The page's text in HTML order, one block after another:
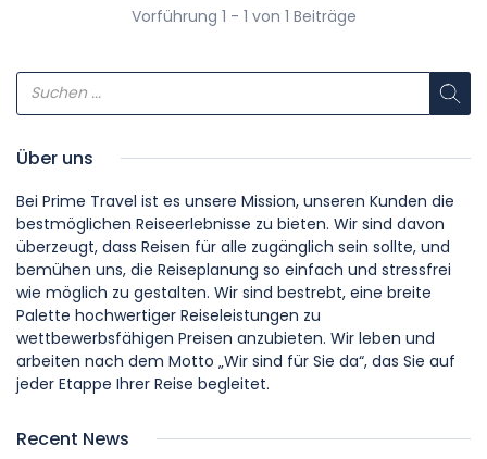
Vorführung 1 - 1 von 1 Beiträge
Über uns
Bei Prime Travel ist es unsere Mission, unseren Kunden die
bestmöglichen Reiseerlebnisse zu bieten. Wir sind davon
überzeugt, dass Reisen für alle zugänglich sein sollte, und
bemühen uns, die Reiseplanung so einfach und stressfrei
wie möglich zu gestalten. Wir sind bestrebt, eine breite
Palette hochwertiger Reiseleistungen zu
wettbewerbsfähigen Preisen anzubieten. Wir leben und
arbeiten nach dem Motto „Wir sind für Sie da“, das Sie auf
jeder Etappe Ihrer Reise begleitet.
Recent News